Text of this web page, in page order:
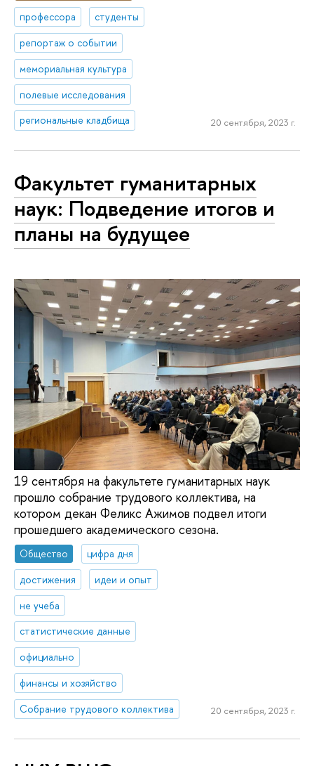
профессора
студенты
репортаж о событии
мемориальная культура
полевые исследования
региональные кладбища
20 сентября, 2023 г.
Факультет гуманитарных
наук: Подведение итогов и
планы на будущее
19 сентября на факультете гуманитарных наук
прошло собрание трудового коллектива, на
котором декан Феликс Ажимов подвел итоги
прошедшего академического сезона.
Общество
цифра дня
достижения
идеи и опыт
не учеба
статистические данные
официально
финансы и хозяйство
Собрание трудового коллектива
20 сентября, 2023 г.